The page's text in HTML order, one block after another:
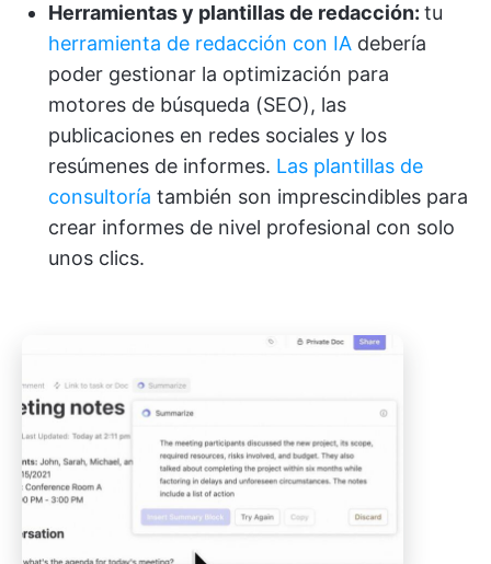
Herramientas y plantillas de redacción: tu
herramienta de redacción con IA debería
poder gestionar la optimización para
motores de búsqueda (SEO), las
publicaciones en redes sociales y los
resúmenes de informes. Las plantillas de
consultoría también son imprescindibles para
crear informes de nivel profesional con solo
unos clics.